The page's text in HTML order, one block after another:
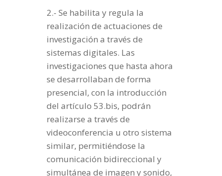
2.- Se habilita y regula la
realización de actuaciones de
investigación a través de
sistemas digitales. Las
investigaciones que hasta ahora
se desarrollaban de forma
presencial, con la introducción
del artículo 53.bis, podrán
realizarse a través de
videoconferencia u otro sistema
similar, permitiéndose la
comunicación bidireccional y
simultánea de imagen y sonido,